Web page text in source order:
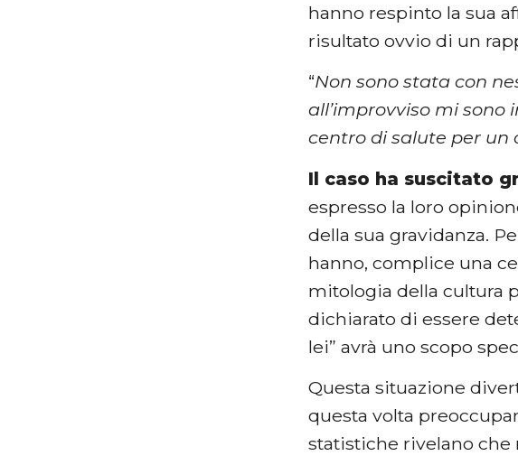
hanno respinto la sua
risultato ovvio di un
“Non sono stata con
all’improvviso mi
centro di salute per un
Il caso ha suscitato
espresso la loro
della sua gravidanza.
hanno, complice una
mitologia della cultura
dichiarato di essere
lei” avrà uno scopo
Questa situazione
questa volta
statistiche rivelano che